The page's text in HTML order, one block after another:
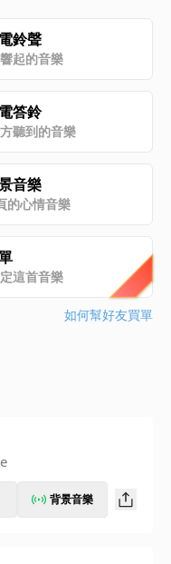
鈴聲
起的音樂
答鈴
聽到的音樂
音樂
的心情音樂
這首音樂
如何幫好友買單
背景音樂